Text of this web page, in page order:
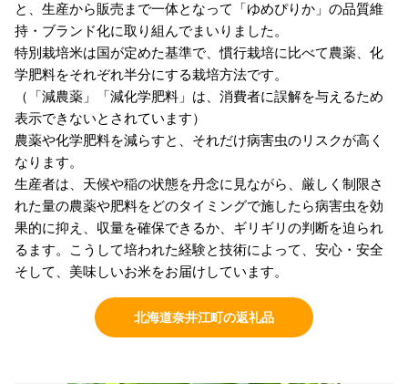
と、生産から販売まで一体となって「ゆめぴりか」の品質維
持・ブランド化に取り組んでまいりました。
特別栽培米は国が定めた基準で、慣行栽培に比べて農薬、化
学肥料をそれぞれ半分にする栽培方法です。
（「減農薬」「減化学肥料」は、消費者に誤解を与えるため
表示できないとされています）
農薬や化学肥料を減らすと、それだけ病害虫のリスクが高く
なります。
生産者は、天候や稲の状態を丹念に見ながら、厳しく制限さ
れた量の農薬や肥料をどのタイミングで施したら病害虫を効
果的に抑え、収量を確保できるか、ギリギリの判断を迫られ
るます。こうして培われた経験と技術によって、安心・安全
そして、美味しいお米をお届けしています。
北海道奈井江町の返礼品